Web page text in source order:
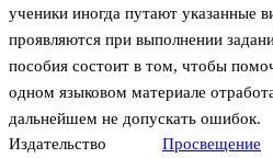
ученики иногда путают указанные
проявляются при выполнении
пособия состоит в том, чтобы
одном языковом материале
дальнейшем не допускать ошибок.
Издательство
Просвещение